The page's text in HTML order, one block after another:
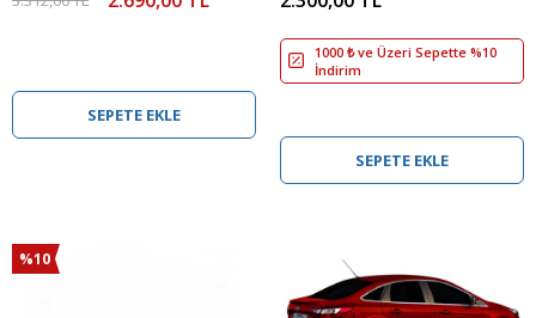
SEPETE EKLE
1000 ₺ ve Üzeri Sepette %10
İndirim
SEPETE EKLE
%10